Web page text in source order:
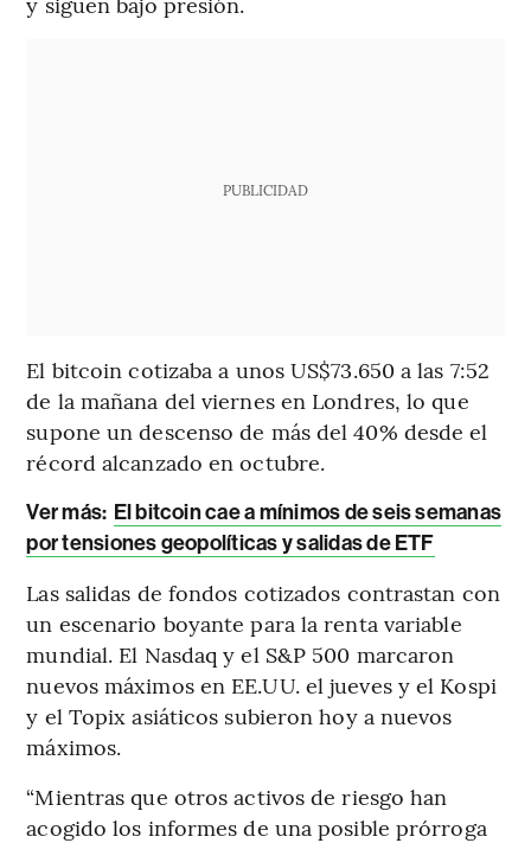
PUBLICIDAD
El bitcoin cotizaba a unos US$73.650 a las 7:52
de la mañana del viernes en Londres, lo que
supone un descenso de más del 40% desde el
récord alcanzado en octubre.
Ver más: El bitcoin cae a mínimos de seis semanas
por tensiones geopolíticas y salidas de ETF
Las salidas de fondos cotizados contrastan con
un escenario boyante para la renta variable
mundial. El Nasdaq y el S&P 500 marcaron
nuevos máximos en EE.UU. el jueves y el Kospi
y el Topix asiáticos subieron hoy a nuevos
máximos.
“Mientras que otros activos de riesgo han
acogido los informes de una posible prórroga